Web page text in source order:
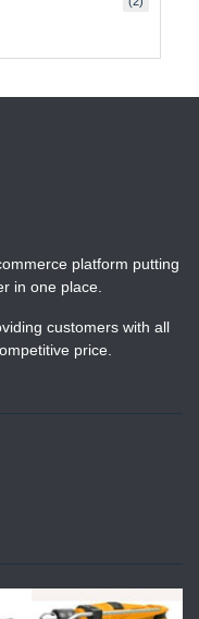
platform putting
in one place.
customers with all
price.